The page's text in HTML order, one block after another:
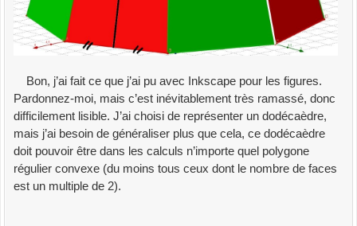
Bon, j’ai fait ce que j’ai pu avec Inkscape pour les figures.
Pardonnez-moi, mais c’est inévitablement très ramassé, donc
difficilement lisible. J’ai choisi de représenter un dodécaèdre,
mais j’ai besoin de généraliser plus que cela, ce dodécaèdre
doit pouvoir être dans les calculs n’importe quel polygone
régulier convexe (du moins tous ceux dont le nombre de faces
est un multiple de 2).